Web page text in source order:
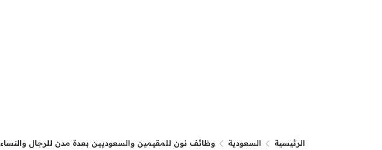
الرئيسية السعودية وظائف نون للمقيمين والسعوديين بعدة مدن للرجال والنساء